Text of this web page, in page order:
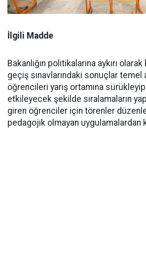
İlgili Madde
Bakanlığın politikalarına aykırı
geçiş sınavlarındaki sonuçlar temel
öğrencileri yarış ortamına
etkileyecek şekilde sıralamaların
giren öğrenciler için törenler
pedagojik olmayan uygulamalardan